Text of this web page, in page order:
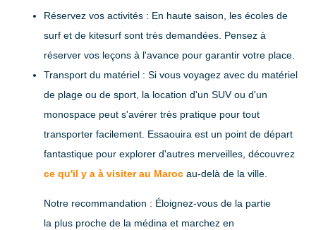
Réservez vos activités : En haute saison, les écoles de
surf et de kitesurf sont très demandées. Pensez à
réserver vos leçons à l'avance pour garantir votre place.
Transport du matériel : Si vous voyagez avec du matériel
de plage ou de sport, la location d'un SUV ou d'un
monospace peut s'avérer très pratique pour tout
transporter facilement. Essaouira est un point de départ
fantastique pour explorer d'autres merveilles, découvrez
ce qu'il y a à visiter au Maroc au-delà de la ville.
Notre recommandation : Éloignez-vous de la partie
la plus proche de la médina et marchez en